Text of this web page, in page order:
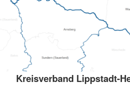
Kreisverband Lippstadt-